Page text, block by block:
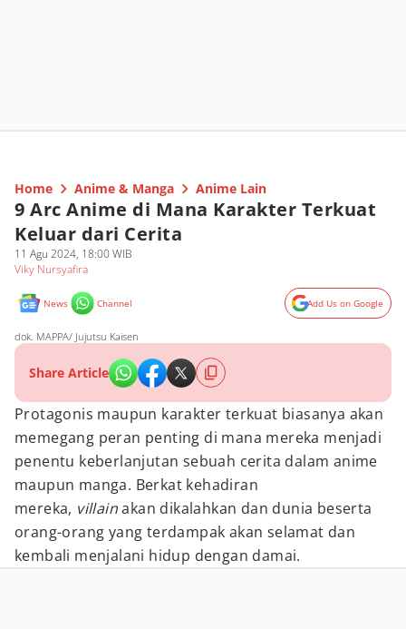
Home Anime & Manga Anime Lain
9 Arc Anime di Mana Karakter Terkuat
Keluar dari Cerita
11 Agu 2024, 18:00 WIB
Viky Nursyafira
News Channel Add Us on Google
dok. MAPPA/ Jujutsu Kaisen
Share Article
Protagonis maupun karakter terkuat biasanya akan
memegang peran penting di mana mereka menjadi
penentu keberlanjutan sebuah cerita dalam anime
maupun manga. Berkat kehadiran
mereka, villainakan dikalahkan dan dunia beserta
orang-orang yang terdampak akan selamat dan
kembali menjalani hidup dengan damai.